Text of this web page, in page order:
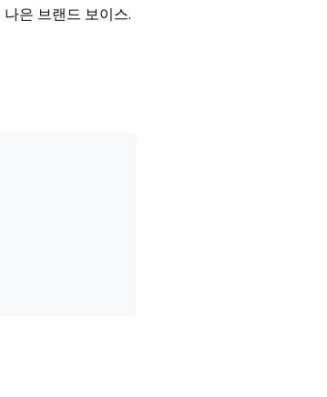
은 브랜드 보이스.